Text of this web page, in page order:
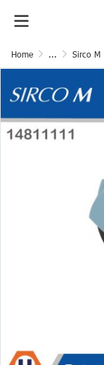
Home ... Sirco M